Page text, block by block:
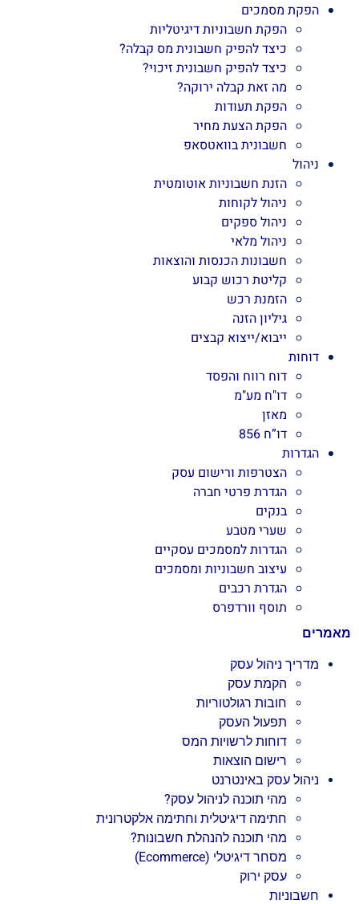
הפקת מסמכים
הפקת חשבוניות דיגיטליות
כיצד להפיק חשבונית מס קבלה?
כיצד להפיק חשבונית זיכוי?
מה זאת קבלה ירוקה?
הפקת תעודות
הפקת הצעת מחיר
חשבונית בוואטסאפ
ניהול
הזנת חשבוניות אוטומטית
ניהול לקוחות
ניהול ספקים
ניהול מלאי
חשבונות הכנסות והוצאות
קליטת רכוש קבוע
הזמנת רכש
גיליון הזנה
ייבוא/ייצוא קבצים
דוחות
דוח רווח והפסד
דו"ח מע"מ
מאזן
דו”ח 856
הגדרות
הצטרפות ורישום עסק
הגדרת פרטי חברה
בנקים
שערי מטבע
הגדרות למסמכים עסקיים
עיצוב חשבוניות ומסמכים
הגדרת רכבים
תוסף וורדפרס
מאמרים
מדריך ניהול עסק
הקמת עסק
חובות רגולטוריות
תפעול העסק
דוחות לרשויות המס
רישום הוצאות
ניהול עסק באינטרנט
מהי תוכנה לניהול עסק?
חתימה דיגיטלית וחתימה אלקטרונית
מהי תוכנה להנהלת חשבונות?
מסחר דיגיטלי (Ecommerce)
עסק ירוק
חשבוניות